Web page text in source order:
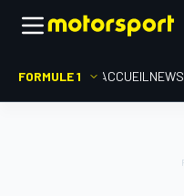
FORMULE 1 ACCUEIL NEWS